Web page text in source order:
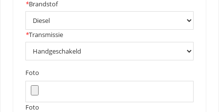
*Brandstof
*Transmissie
Foto
Foto